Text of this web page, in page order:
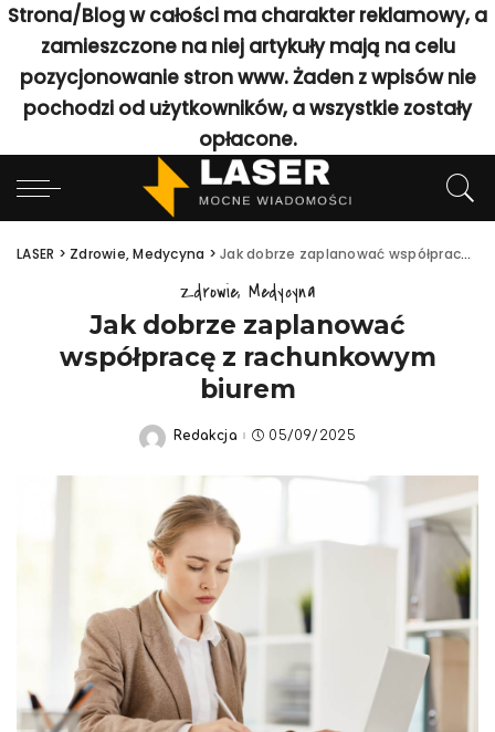
Strona/Blog w całości ma charakter reklamowy, a
zamieszczone na niej artykuły mają na celu
pozycjonowanie stron www. Żaden z wpisów nie
pochodzi od użytkowników, a wszystkie zostały
opłacone.
LASER > Zdrowie, Medycyna >Jak dobrze zaplanować współpracę z rachunkowym biurem
Zdrowie, Medycyna
Jak dobrze zaplanować
współpracę z rachunkowym
biurem
Posted
Redakcja 05/09/2025